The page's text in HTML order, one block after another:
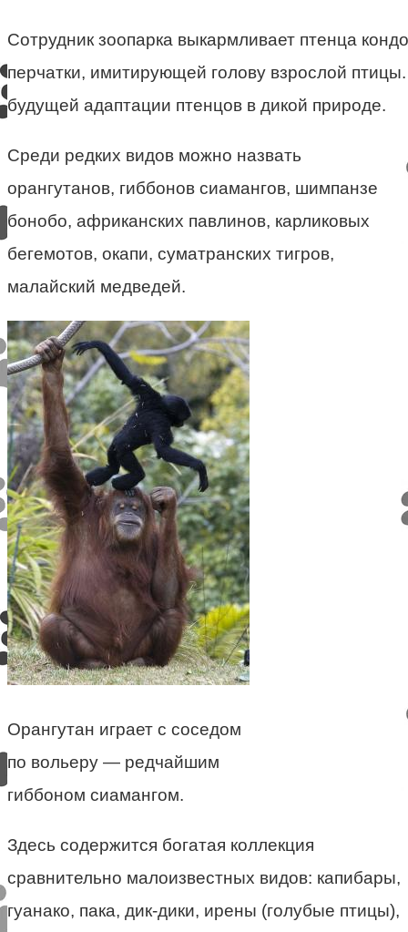
Сотрудник зоопарка выкармливает птенца
перчатки, имитирующей голову взрослой
будущей адаптации птенцов в дикой природе.
Среди редких видов можно назвать
орангутанов, гиббонов сиамангов, шимпанзе
бонобо, африканских павлинов, карликовых
бегемотов, окапи, суматранских тигров,
малайский медведей.
Орангутан играет с соседом
по вольеру — редчайшим
гиббоном сиамангом.
Здесь содержится богатая коллекция
сравнительно малоизвестных видов: капибары,
гуанако, пака, дик-дики, ирены (голубые птицы),